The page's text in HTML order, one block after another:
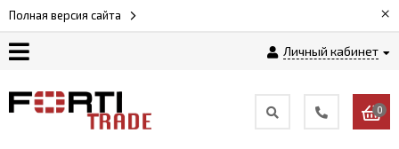
Полная версия сайта ×
Личный кабинет
0